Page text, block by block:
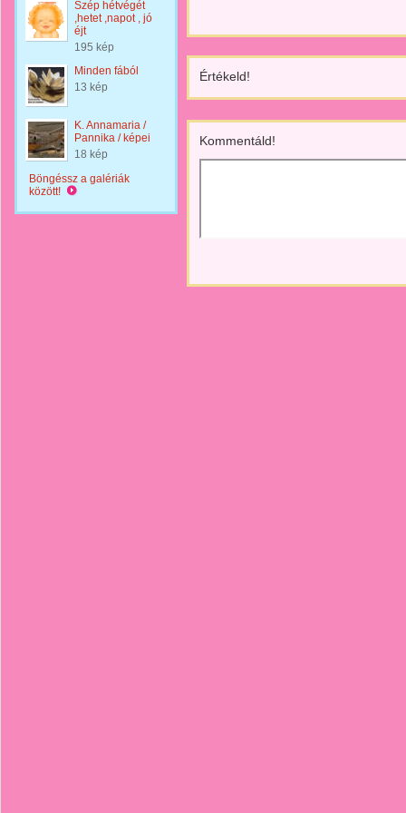
Szép hétvégét
,hetet ,napot , jó
éjt
195 kép
Minden fából
13 kép
K. Annamaria /
Pannika / képei
18 kép
Böngéssz a galériák
között!
Értékeld!
Kommentáld!